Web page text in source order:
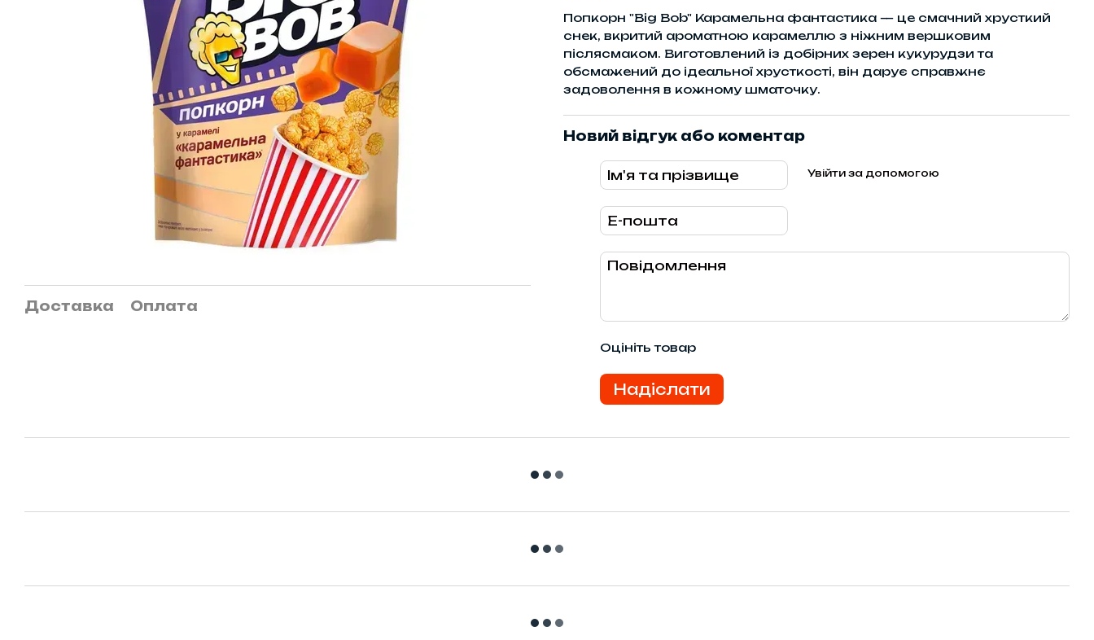
Доставка Оплата
Попкорн "Big Bob" Карамельна фантастика — це смачний хрусткий
снек, вкритий ароматною карамеллю з ніжним вершковим
післясмаком. Виготовлений із добірних зерен кукурудзи та
обсмажений до ідеальної хрусткості, він дарує справжнє
задоволення в кожному шматочку.
Новий відгук або коментар
Увійти за допомогою
Оцініть товар
Надіслати